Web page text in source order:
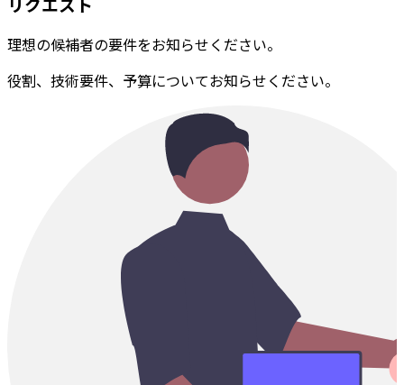
理想の候補者の要件をお知らせください。
役割、技術要件、予算についてお知らせください。